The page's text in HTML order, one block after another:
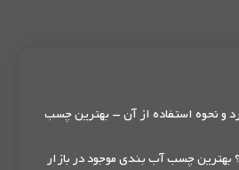
و نحوه استفاده از آن – بهترین چسب
چسب آب بندی موجود در بازار